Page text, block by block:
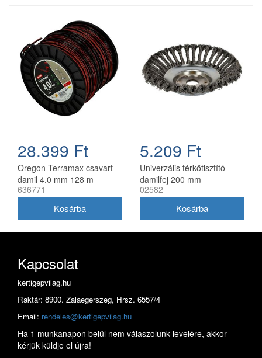
28.399 Ft
Oregon Terramax csavart
damil 4.0 mm 128 m
636771
5.209 Ft
Univerzális térkőtisztító
damilfej 200 mm
utángyártott, 25 mm belső
02582
Kapcsolat
kertigepvilag.hu
Raktár: 8900. Zalaegerszeg, Hrsz. 6557/4
Email: rendeles@kertigepvilag.hu
Ha 1 munkanapon belül nem válaszolunk levelére, akkor
kérjük küldje el újra!